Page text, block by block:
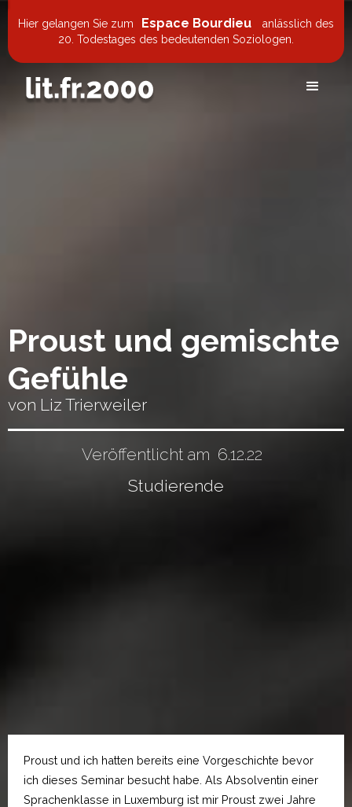
Hier gelangen Sie zum Espace Bourdieu
anlässlich des
20. Todestages des bedeutenden Soziologen.
Proust und gemischte
Gefühle
von Liz Trierweiler
Veröffentlicht am 6.12.22
Studierende
Proust und ich hatten bereits eine Vorgeschichte bevor
ich dieses Seminar besucht habe. Als Absolventin einer
Sprachenklasse in Luxemburg ist mir Proust zwei Jahre